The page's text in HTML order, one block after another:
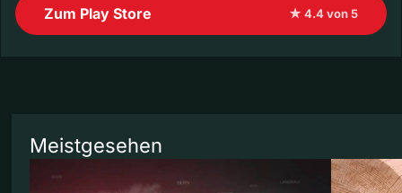
Zum Play Store ★ 4.4 von 5
Meistgesehen